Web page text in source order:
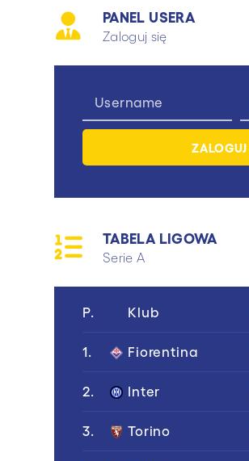
PANEL USERA
Zaloguj się
TABELA LIGOWA
Serie A
P. Klub
1. Fiorentina
2. Inter
3. Torino